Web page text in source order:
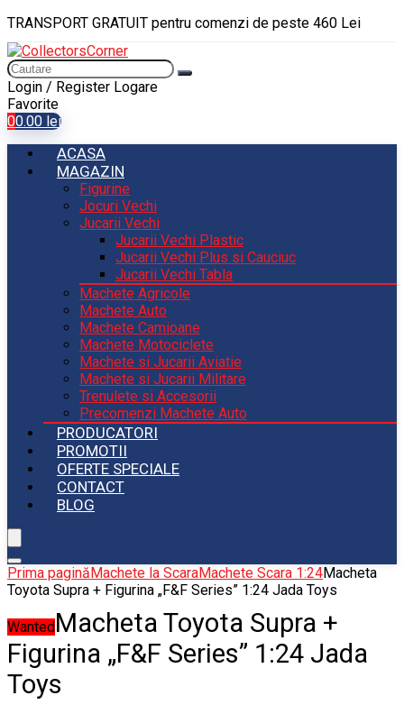
TRANSPORT GRATUIT pentru comenzi de peste 460 Lei
Login / Register Logare
Favorite
00.00 lei
ACASA
MAGAZIN
Figurine
Jocuri Vechi
Jucarii Vechi
Jucarii Vechi Plastic
Jucarii Vechi Plus si Cauciuc
Jucarii Vechi Tabla
Machete Agricole
Machete Auto
Machete Camioane
Machete Motociclete
Machete si Jucarii Aviatie
Machete si Jucarii Militare
Trenulete si Accesorii
Precomenzi Machete Auto
PRODUCATORI
PROMOTII
OFERTE SPECIALE
CONTACT
BLOG
Prima paginăMachete la ScaraMachete Scara 1:24Macheta
Toyota Supra + Figurina „F&F Series” 1:24 Jada Toys
WantedMacheta Toyota Supra +
Figurina „F&F Series” 1:24 Jada
Toys